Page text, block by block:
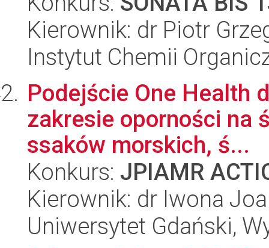
Kierownik: dr Piotr
Instytut Chemii
Podejście One Health
zakresie oporności na
ssaków morskich, ś...
Konkurs: JPIAMR
Kierownik: dr Iwona
Uniwersytet Gdański,